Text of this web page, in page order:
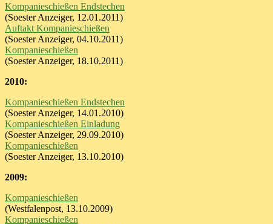
Kompanieschießen Endstechen
(Soester Anzeiger, 12.01.2011)
Auftakt Kompanieschießen
(Soester Anzeiger, 04.10.2011)
Kompanieschießen
(Soester Anzeiger, 18.10.2011)
2010:
Kompanieschießen Endstechen
(Soester Anzeiger, 14.01.2010)
Kompanieschießen Einladung
(Soester Anzeiger, 29.09.2010)
Kompanieschießen
(Soester Anzeiger, 13.10.2010)
2009:
Kompanieschießen
(Westfalenpost, 13.10.2009)
Kompanieschießen